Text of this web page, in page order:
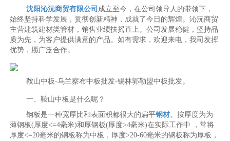
沈阳沁沅商贸有限公司 成立至今，在公司领导人的带领下，
始终坚持科学发展，贯彻创新精神，成就了今日的辉煌。沁沅商贸
主营建筑建材类管材，销售业绩扶摇直上。公司发展稳健，坚持品
质为先，为客户提供满意的产品。如有需求，欢迎来电，我司发挥
优势，愿广泛合作。
鞍山中板-乌兰察布中板批发-锡林郭勒盟中板批发。
一、鞍山中板是什么呢？
钢板是一种宽厚比和表面积都很大的扁平钢材。按厚度为为
薄钢板(厚度<=4毫米)和厚钢板(厚度>4毫米)在实际工作中 ，常将
厚度<=20毫米的钢板称为中板，厚度>20-60毫米的钢板称为厚板，